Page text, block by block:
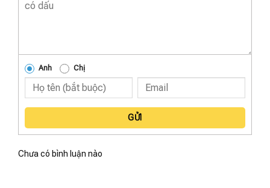
Anh Chị
GỬI
Chưa có bình luận nào